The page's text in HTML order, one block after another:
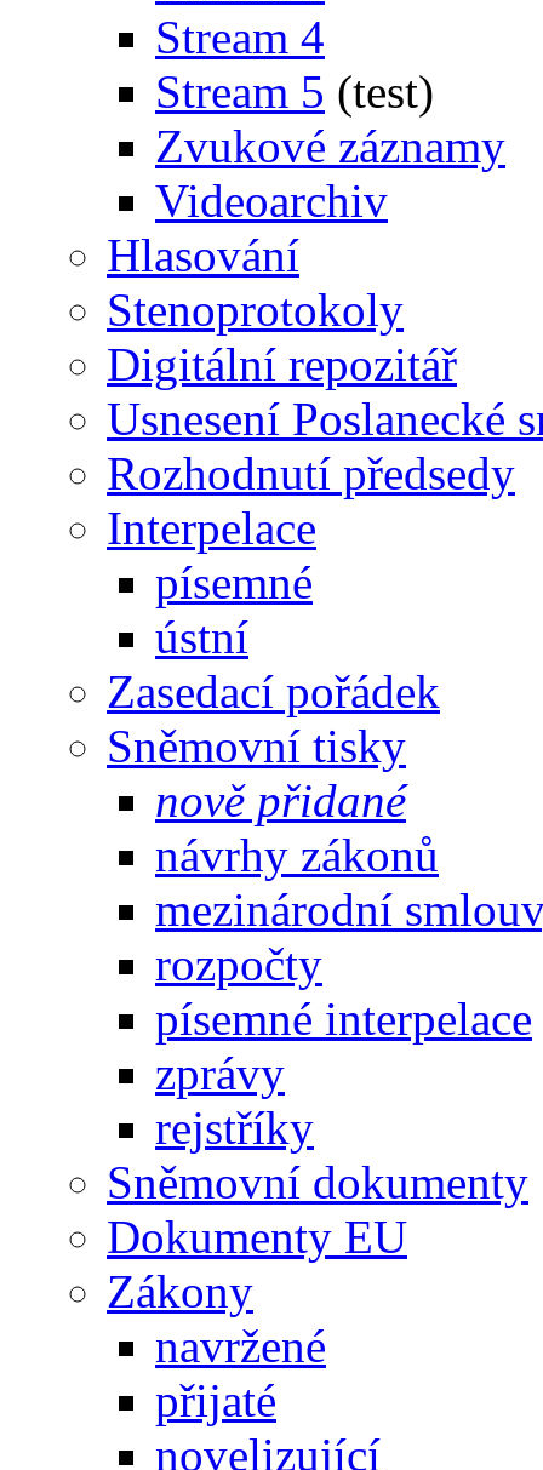
Stream 4
Stream 5 (test)
Zvukové záznamy
Videoarchiv
Hlasování
Stenoprotokoly
Digitální repozitář
Usnesení Poslanecké
Rozhodnutí předsedy
Interpelace
písemné
ústní
Zasedací pořádek
Sněmovní tisky
nově přidané
návrhy zákonů
mezinárodní
rozpočty
písemné interpelace
zprávy
rejstříky
Sněmovní dokumenty
Dokumenty EU
Zákony
navržené
přijaté
novelizující